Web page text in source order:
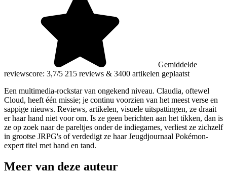
Gemiddelde
reviewscore: 3,7/5 215 reviews & 3400 artikelen geplaatst
Een multimedia-rockstar van ongekend niveau. Claudia, oftewel
Cloud, heeft één missie; je continu voorzien van het meest verse en
sappige nieuws. Reviews, artikelen, visuele uitspattingen, ze draait
er haar hand niet voor om. Is ze geen berichten aan het tikken, dan is
ze op zoek naar de pareltjes onder de indiegames, verliest ze zichzelf
in grootse JRPG's of verdedigt ze haar Jeugdjournaal Pokémon-
expert titel met hand en tand.
Meer van deze auteur